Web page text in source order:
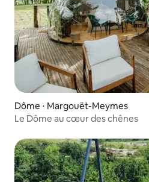
Dôme ⋅ Margouët-Meymes
Le Dôme au cœur des chênes